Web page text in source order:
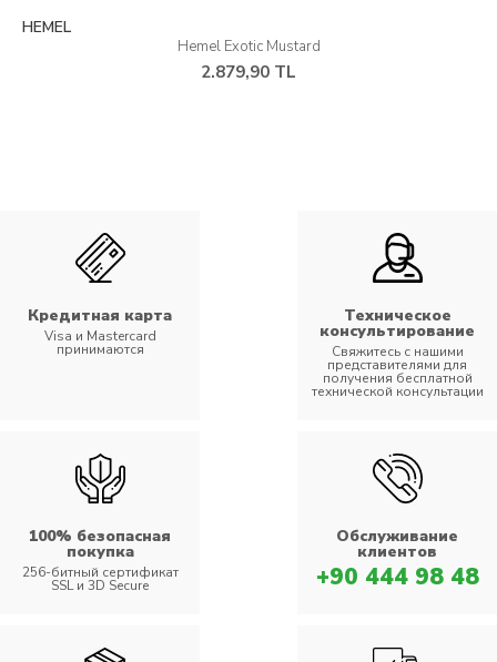
HEMEL
Hemel Exotic Mustard
2.879,90 TL
Кредитная карта
Visa и Mastercard
принимаются
Техническое
консультирование
Свяжитесь с нашими
представителями для
получения бесплатной
технической консультации
100% безопасная
покупка
256-битный сертификат
SSL и 3D Secure
Обслуживание
клиентов
+90 444 98 48